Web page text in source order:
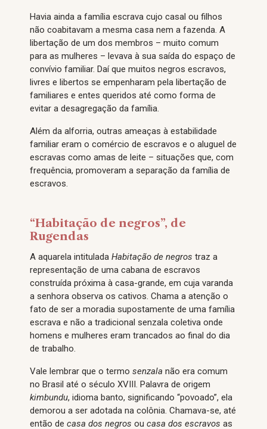
Havia ainda a família escrava cujo casal ou filhos
não coabitavam a mesma casa nem a fazenda. A
libertação de um dos membros – muito comum
para as mulheres – levava à sua saída do espaço de
convívio familiar. Daí que muitos negros escravos,
livres e libertos se empenharam pela libertação de
familiares e entes queridos até como forma de
evitar a desagregação da família.
Além da alforria, outras ameaças à estabilidade
familiar eram o comércio de escravos e o aluguel de
escravas como amas de leite – situações que, com
frequência, promoveram a separação da família de
escravos.
“Habitação de negros”, de
Rugendas
A aquarela intitulada Habitação de negros traz a
representação de uma cabana de escravos
construída próxima à casa-grande, em cuja varanda
a senhora observa os cativos. Chama a atenção o
fato de ser a moradia supostamente de uma família
escrava e não a tradicional senzala coletiva onde
homens e mulheres eram trancados ao final do dia
de trabalho.
Vale lembrar que o termo senzala não era comum
no Brasil até o século XVIII. Palavra de origem
kimbundu, idioma banto, significando “povoado”, ela
demorou a ser adotada na colônia. Chamava-se, até
então de casa dos negros ou casa dos escravos as